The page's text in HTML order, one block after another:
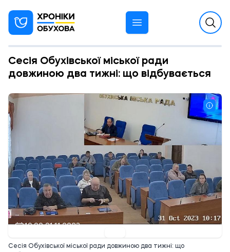
Сесія Обухівської міської ради
довжиною два тижні: що відбувається
10:00 01.11.2023
Сесія Обухівської міської ради довжиною два тижні: що